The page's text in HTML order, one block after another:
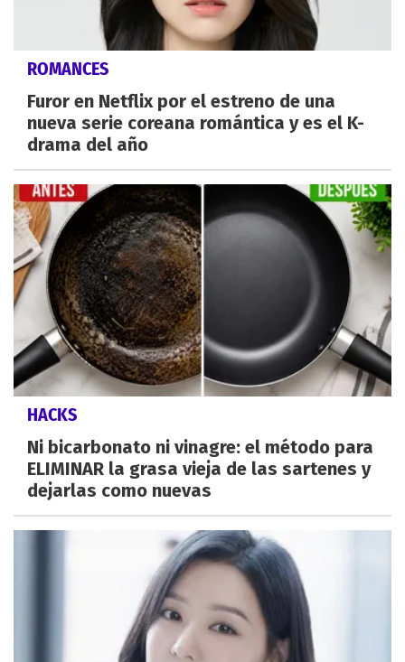
ROMANCES
Furor en Netflix por el estreno de una
nueva serie coreana romántica y es el K-
drama del año
HACKS
Ni bicarbonato ni vinagre: el método para
ELIMINAR la grasa vieja de las sartenes y
dejarlas como nuevas